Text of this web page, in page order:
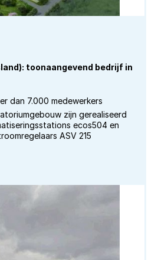
toonaangevend bedrijf in
dan 7.000 medewerkers
zijn gerealiseerd
ecos504 en
ASV 215